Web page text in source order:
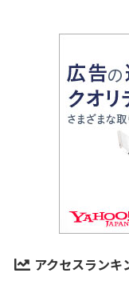
アクセスランキ